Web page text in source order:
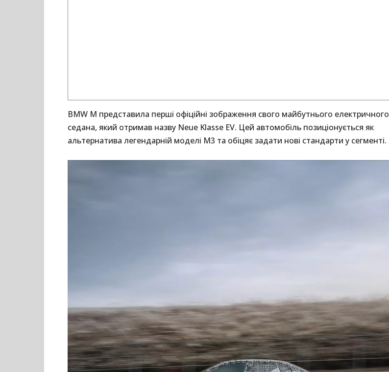
BMW M представила перші офіційні зображення свого майбутнього електричного
седана, який отримав назву Neue Klasse EV. Цей автомобіль позиціонується як
альтернатива легендарній моделі M3 та обіцяє задати нові стандарти у сегменті.